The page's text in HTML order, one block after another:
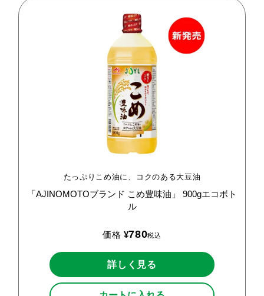
たっぷりこめ油に、コクのある大豆油
「AJINOMOTOブランド こめ豊味油」 900gエコボト
ル
価格 ¥780税込
詳しく見る